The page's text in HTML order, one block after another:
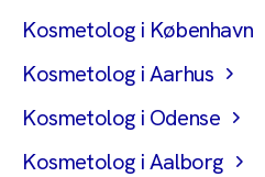
Kosmetolog i København
Kosmetolog i Aarhus
Kosmetolog i Odense
Kosmetolog i Aalborg